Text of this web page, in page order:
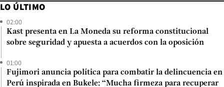
LO ÚLTIMO
02:00
Kast presenta en La Moneda su reforma constitucional
sobre seguridad y apuesta a acuerdos con la oposición
01:00
Fujimori anuncia política para combatir la delincuencia en
Perú inspirada en Bukele: “Mucha firmeza para recuperar